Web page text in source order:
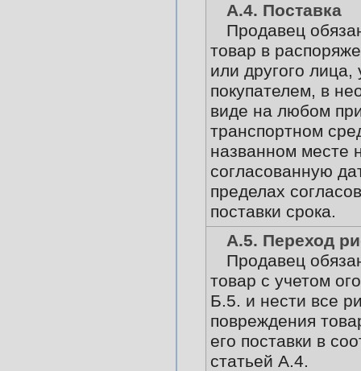
А.4. Поставка
Продавец
товар в
или другого лица,
покупателем, в
виде на любом
транспортном
названном месте
согласованную
пределах
поставки срока.
А.5. Переход
Продавец
товар с учетом
Б.5. и нести все
повреждения
его поставки в
статьей А.4.